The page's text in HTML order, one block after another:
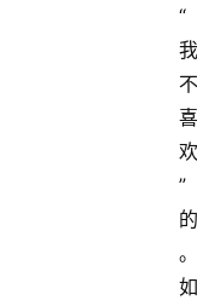
“
我
不
喜
欢
”
的
。
如